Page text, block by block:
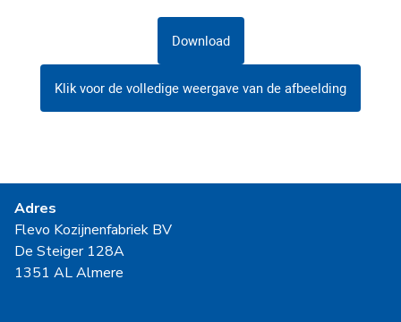
Download
Klik voor de volledige weergave van de afbeelding
Adres
Flevo Kozijnenfabriek BV
De Steiger 128A
1351 AL Almere